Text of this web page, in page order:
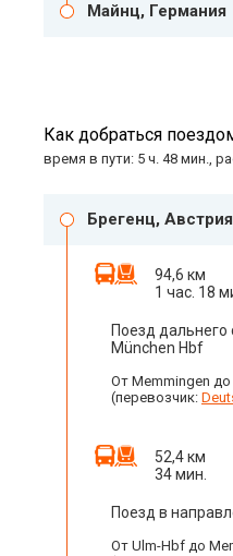
Майнц, Германия
Как добраться
время в пути: 5 ч. 48 мин.,
Брегенц, Австрия
94,6 км
1 час. 18
Поезд дальнего
München Hbf
От Memmingen до
(перевозчик:
52,4 км
34 мин.
Поезд в
От Ulm-Hbf до